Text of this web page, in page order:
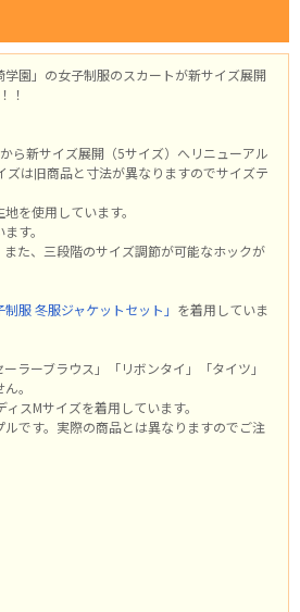
園」の女子制服のスカートが新サイズ展開
！
ら新サイズ展開（5サイズ）へリニューアル
ズは旧商品と寸法が異なりますのでサイズテ
を使用しています。
す。
た、三段階のサイズ調節が可能なホックが
制服 冬服ジャケットセット」 を着用していま
ラーブラウス」「リボンタイ」「タイツ」
。
スMサイズを着用しています。
です。実際の商品とは異なりますのでご注